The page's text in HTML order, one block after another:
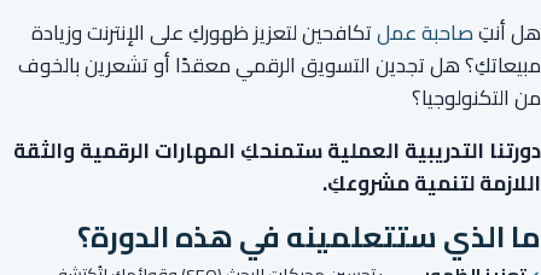
هل أنتِصاحبة عملتكافحين لتعزيز ظهوركِ على الإنترنت وزيادة
مبيعاتكِ؟ هل تجدين التسويق الرقمي معقدًا أو تشعرين بالخوف
من التكنولوجيا؟
دورتنا التدريبية العملية ستمنحكِ المهارات الرقمية والثقة
اللازمة لتنمية مشروعكِ.
ما الذي ستتعلمينه في هذه الدورة؟